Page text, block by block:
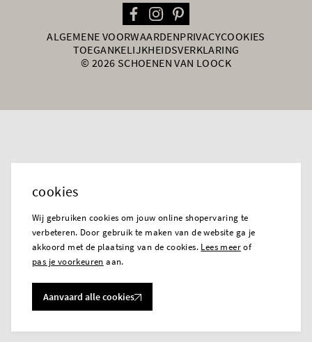
ALGEMENE VOORWAARDENPRIVACYCOOKIES
TOEGANKELIJKHEIDSVERKLARING
© 2026 SCHOENEN VAN LOOCK
cookies
Wij gebruiken cookies om jouw online shopervaring te
verbeteren. Door gebruik te maken van de website ga je
akkoord met de plaatsing van de cookies. Lees meerof
pas je voorkeuren aan.
Aanvaard alle cookies